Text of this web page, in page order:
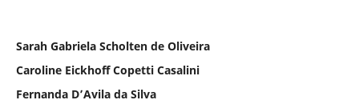
Sarah Gabriela Scholten de Oliveira
Caroline Eickhoff Copetti Casalini
Fernanda D’Avila da Silva